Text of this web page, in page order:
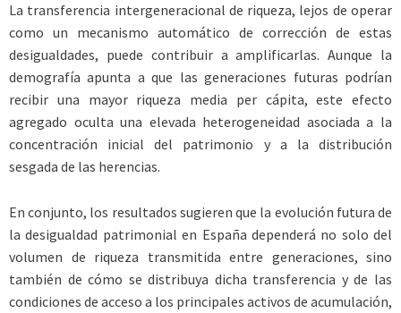
La transferencia intergeneracional de riqueza, lejos de operar
como un mecanismo automático de corrección de estas
desigualdades, puede contribuir a amplificarlas. Aunque la
demografía apunta a que las generaciones futuras podrían
recibir una mayor riqueza media per cápita, este efecto
agregado oculta una elevada heterogeneidad asociada a la
concentración inicial del patrimonio y a la distribución
sesgada de las herencias.
En conjunto, los resultados sugieren que la evolución futura de
la desigualdad patrimonial en España dependerá no solo del
volumen de riqueza transmitida entre generaciones, sino
también de cómo se distribuya dicha transferencia y de las
condiciones de acceso a los principales activos de acumulación,